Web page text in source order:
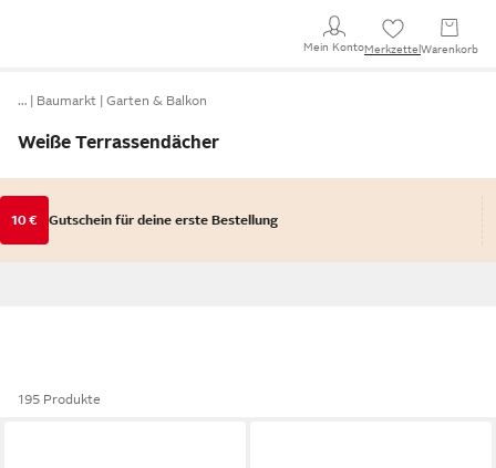
Mein KontoMerkzettel Warenkorb
… Baumarkt Garten & Balkon
Weiße Terrassendächer
10 € Gutschein für deine erste Bestellung
195 Produkte